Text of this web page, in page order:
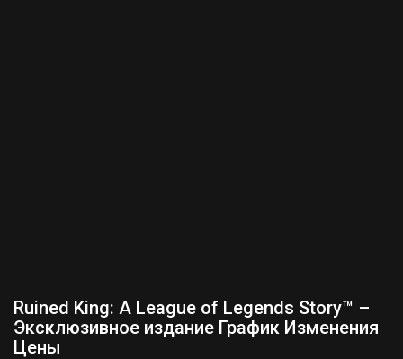
Ruined King: A League of Legends Story™ –
Эксклюзивное издание График Изменения
Цены